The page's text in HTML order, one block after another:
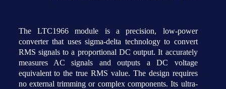
The LTC1966 module is a precision, low-power
converter that uses sigma-delta technology to convert
RMS signals to a proportional DC output. It accurately
measures AC signals and outputs a DC voltage
equivalent to the true RMS value. The design requires
no external trimming or complex components. Its ultra-